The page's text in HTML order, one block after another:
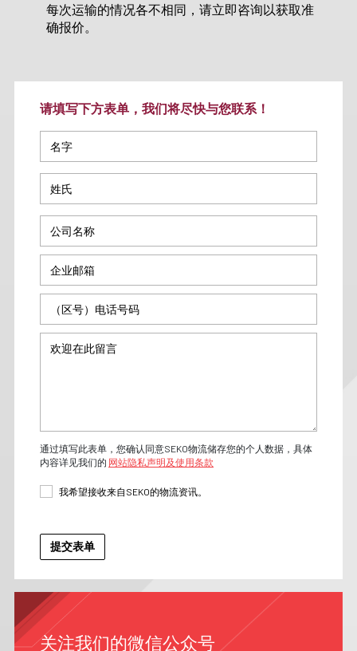
每次运输的情况各不相同，请立即咨询以获取准
确报价。
请填写下方表单，我们将尽快与您联系！
通过填写此表单，您确认同意SEKO物流储存您的个人数据，具体
内容详见我们的 网站隐私声明及使用条款
我希望接收来自SEKO的物流资讯。
关注我们的微信公众号